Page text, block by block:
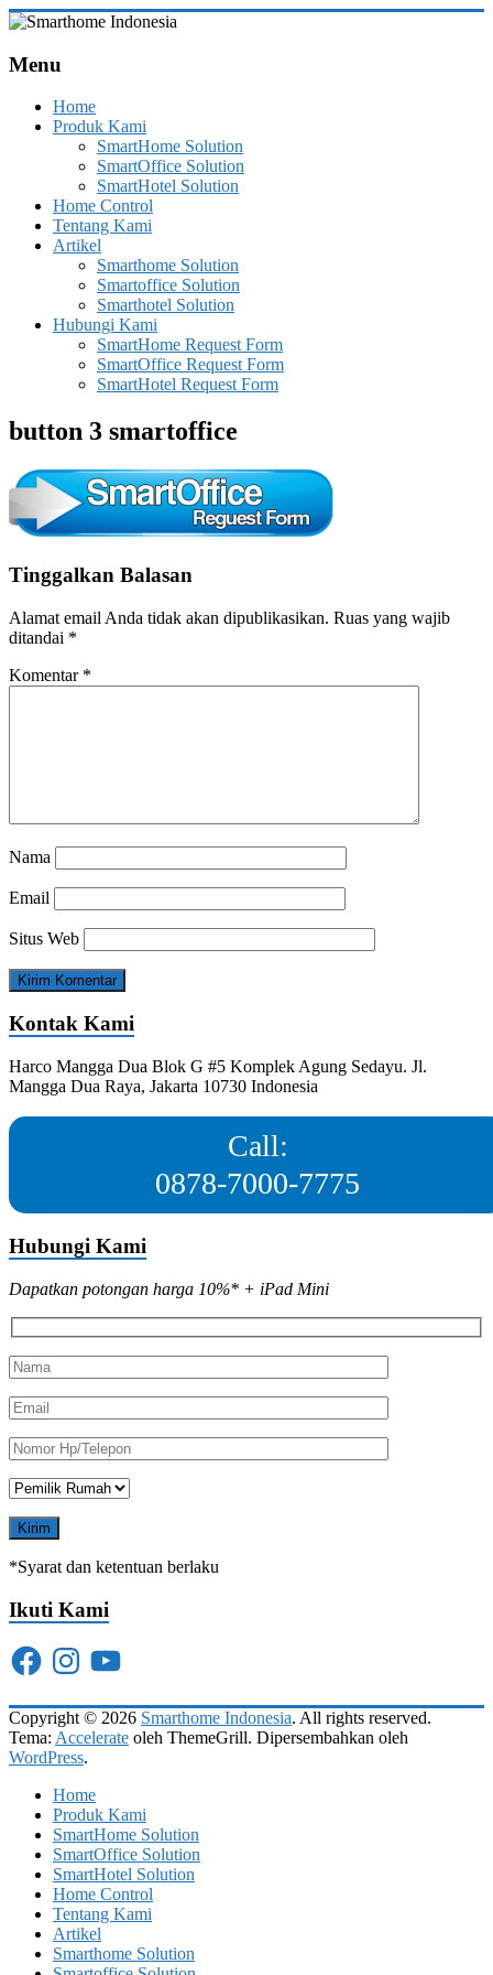
Skip
content
Indonesia
Leading
System
Consultant
Home,
Office
Automation
Menu
Home
Produk Kami
SmartHome Solution
SmartOffice Solution
SmartHotel Solution
Home Control
Tentang Kami
Artikel
Smarthome Solution
Smartoffice Solution
Smarthotel Solution
Hubungi Kami
SmartHome Request Form
SmartOffice Request Form
SmartHotel Request Form
button 3 smartoffice
Tinggalkan Balasan
Alamat email Anda tidak akan dipublikasikan. Ruas yang wajib
ditandai *
Komentar *
Nama
Email
Situs Web
Kontak Kami
Harco Mangga Dua Blok G #5 Komplek Agung Sedayu. Jl.
Mangga Dua Raya, Jakarta 10730 Indonesia
Call:
0878-7000-7775
Hubungi Kami
Dapatkan potongan harga 10%* + iPad Mini
*Syarat dan ketentuan berlaku
Ikuti Kami
FacebookInstagramYouTube
Copyright © 2026 Smarthome Indonesia. All rights reserved.
Tema: Accelerate oleh ThemeGrill. Dipersembahkan oleh
WordPress.
Home
Produk Kami
SmartHome Solution
SmartOffice Solution
SmartHotel Solution
Home Control
Tentang Kami
Artikel
Smarthome Solution